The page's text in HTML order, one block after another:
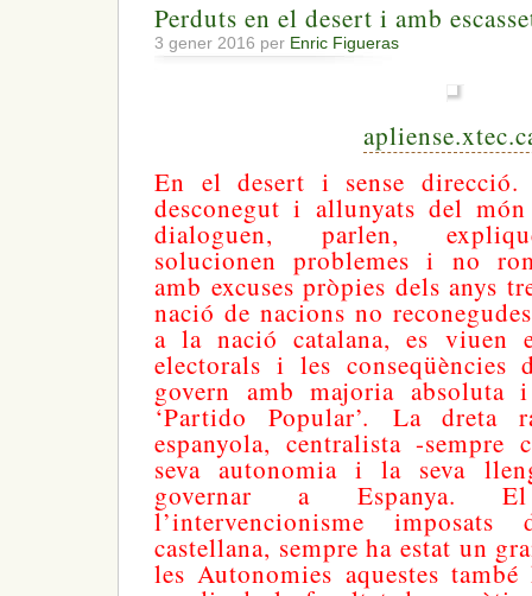
Perduts en el desert i amb
3 gener 2016 per Enric Figueras
En el desert i sense
desconegut i allunyats del
dialoguen, parlen,
solucionen problemes i no
amb excuses pròpies dels anys
nació de nacions no
a la nació catalana, es viuen
electorals i les conseqüències
govern amb majoria absoluta
‘Partido Popular’. La dreta
espanyola, centralista -sempre
seva autonomia i la seva
governar a Espanya.
l’intervencionisme
castellana, sempre ha estat un
les Autonomies aquestes